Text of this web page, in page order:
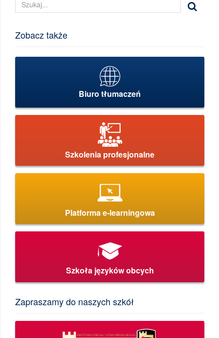
Zobacz także
Biuro tłumaczeń
Szkolenia profesjonalne
Platforma e-learningowa
Szkoła języków obcych
Zapraszamy do naszych szkół